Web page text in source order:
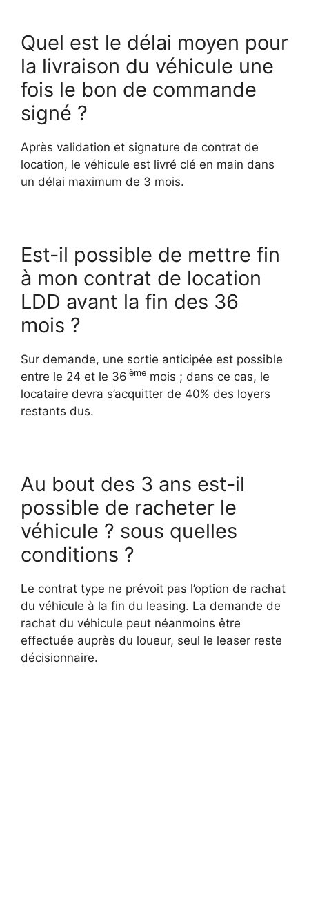
Quel est le délai moyen pour
la livraison du véhicule une
fois le bon de commande
signé ?
Après validation et signature de contrat de
location, le véhicule est livré clé en main dans
un délai maximum de 3 mois.
Est-il possible de mettre fin
à mon contrat de location
LDD avant la fin des 36
mois ?
Sur demande, une sortie anticipée est possible
entre le 24 et le 36ième mois ; dans ce cas, le
locataire devra s’acquitter de 40% des loyers
restants dus.
Au bout des 3 ans est-il
possible de racheter le
véhicule ? sous quelles
conditions ?
Le contrat type ne prévoit pas l’option de rachat
du véhicule à la fin du leasing. La demande de
rachat du véhicule peut néanmoins être
effectuée auprès du loueur, seul le leaser reste
décisionnaire.